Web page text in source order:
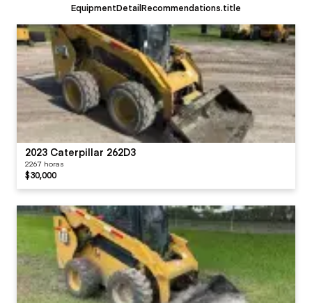
EquipmentDetailRecommendations.title
2023 Caterpillar 262D3
2267 horas
$30,000